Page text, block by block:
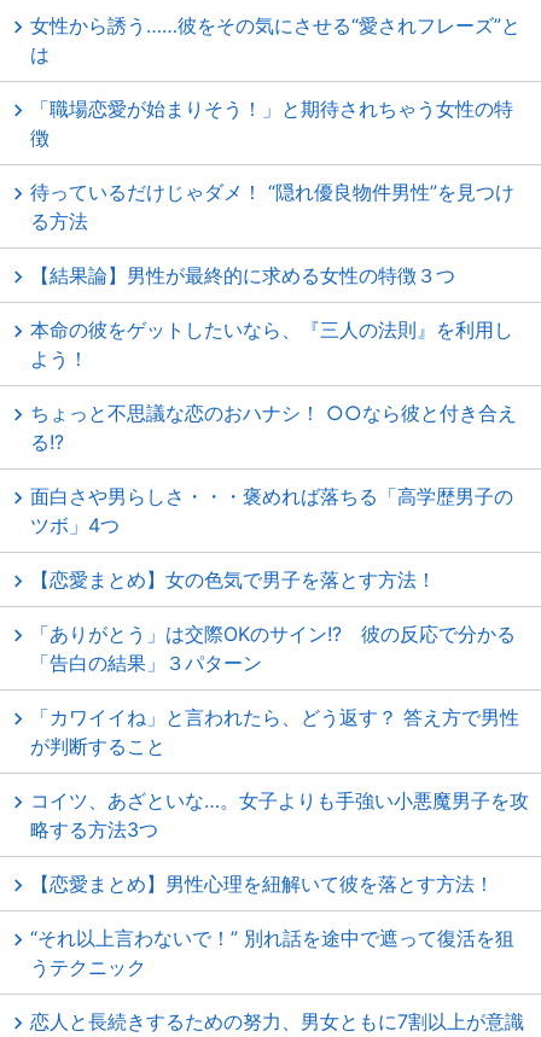
女性から誘う……彼をその気にさせる“愛されフレーズ”と
は
「職場恋愛が始まりそう！」と期待されちゃう女性の特
徴
待っているだけじゃダメ！ “隠れ優良物件男性”を見つけ
る方法
【結果論】男性が最終的に求める女性の特徴３つ
本命の彼をゲットしたいなら、『三人の法則』を利用し
よう！
ちょっと不思議な恋のおハナシ！ ○○なら彼と付き合え
る!?
面白さや男らしさ・・・褒めれば落ちる「高学歴男子の
ツボ」4つ
【恋愛まとめ】女の色気で男子を落とす方法！
「ありがとう」は交際OKのサイン!? 彼の反応で分かる
「告白の結果」３パターン
「カワイイね」と言われたら、どう返す？ 答え方で男性
が判断すること
コイツ、あざといな…。女子よりも手強い小悪魔男子を攻
略する方法3つ
【恋愛まとめ】男性心理を紐解いて彼を落とす方法！
“それ以上言わないで！” 別れ話を途中で遮って復活を狙
うテクニック
恋人と長続きするための努力、男女ともに7割以上が意識